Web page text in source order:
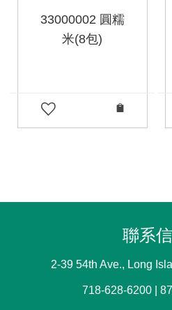
33000002 圓糯
米(8包)
聯系
2-39 54th Ave., Long
718-628-6200 |